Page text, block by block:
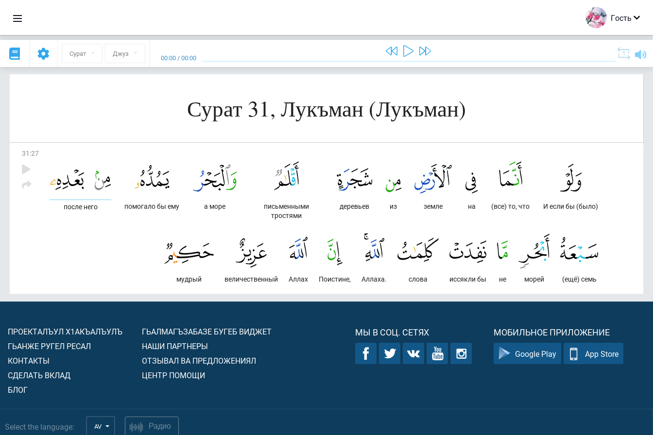
Гость
Сурат Джуз 00:00 /00:00
Сурат 31, Лукъман (Лукъман)
31 :27
И если бы (было)
(все) то, что
на
земле
из
деревьев
письменными
тростями
а море
помогало бы ему
после него
(ещё) семь
морей
не
иссякли бы
слова
Аллаха.
Поистине,
Аллах
величественный
мудрый
ПРОЕКТАЛЪУЛ Х1АКЪАЛЪУЛЪ
ГЬАНЖЕ РУГЕЛ РЕСАЛ
КОНТАКТЫ
СДЕЛАТЬ ВКЛАД
БЛОГ
ГЬАЛМАГЪЗАБАЗЕ БУГЕБ ВИДЖЕТ
НАШИ ПАРТНЕРЫ
ОТЗЫВАЛ ВА ПРЕДЛОЖЕНИЯЛ
ЦЕНТР ПОМОЩИ
МЫ В СОЦ. СЕТЯХ МОБИЛЬНОЕ ПРИЛОЖЕНИЕ
Google Play App Store
Select the language: AV Радио